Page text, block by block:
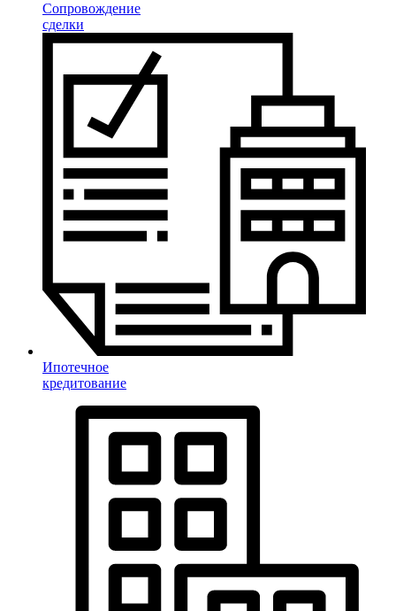
Сопровождение
сделки
Ипотечное
кредитование